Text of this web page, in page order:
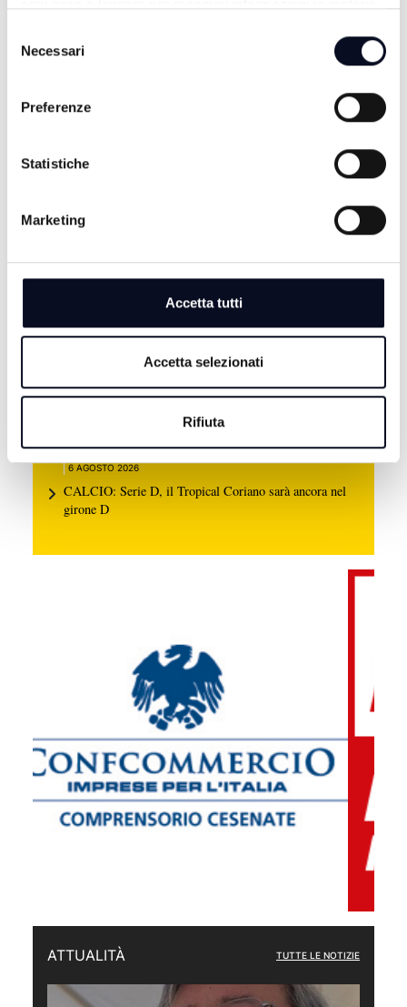
delNecessari
Preferenze
Statistiche
Marketing
Accetta tutti
Accetta selezionati
Rifiuta
CALCIO: Cesena, ecco Debenedetti, "Ho accettato
6 AGOSTO 2026
6 AGOSTO 2026
CALCIO: Serie D, il Tropical Coriano sarà ancora nel
girone D
ATTUALITÀ TUTTE LE NOTIZIE